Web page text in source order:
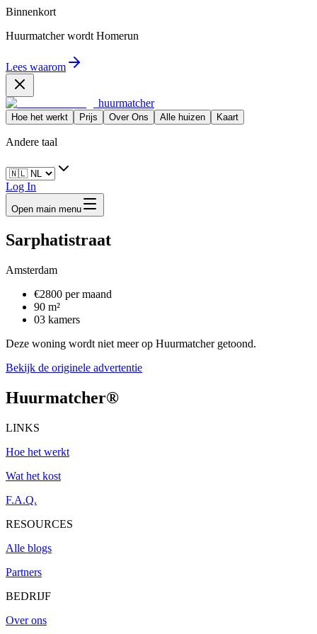
Binnenkort
Huurmatcher wordt Homerun
Lees waarom
huurmatcher
Hoe het werkt Prijs Over Ons Alle huizen Kaart
Andere taal
Log In
Open main menu
Sarphatistraat
Amsterdam
€2800 per maand
90 m²
03 kamers
Deze woning wordt niet meer op Huurmatcher getoond.
Bekijk de originele advertentie
Huurmatcher®
LINKS
Hoe het werkt
Wat het kost
F.A.Q.
RESOURCES
Alle blogs
Partners
BEDRIJF
Over ons